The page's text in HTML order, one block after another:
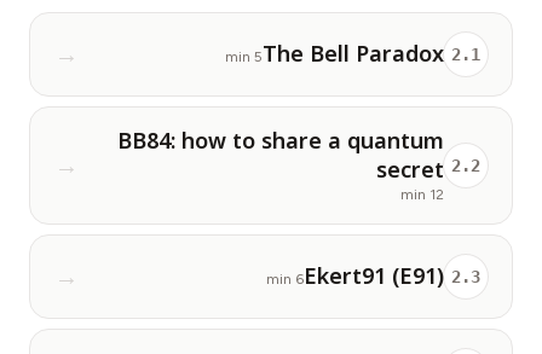
فريقنا
مهمتنا
تواصل
2.1
The Bell Paradox
5 min
→
2.2
BB84: how to share a quantum
secret
12 min
→
2.3
Ekert91 (E91)
6 min
→